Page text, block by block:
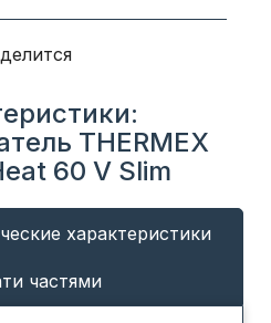
THERMEX
60 V Slim
характеристики
частями